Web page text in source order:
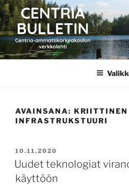
Siirry
sisältöön
CENTRIA
AVAINSANA: KRIITTINEN
INFRASTRUKSTUURI
JULKAISTU
10.11.2020
Uudet teknologiat
käyttöön